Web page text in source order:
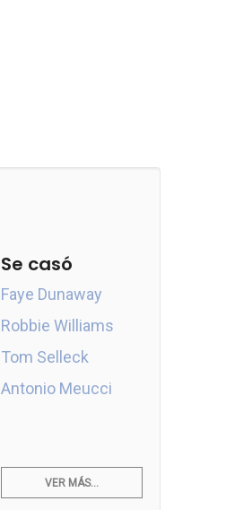
Se casó
Faye Dunaway
Robbie Williams
Tom Selleck
Antonio Meucci
VER MÁS...